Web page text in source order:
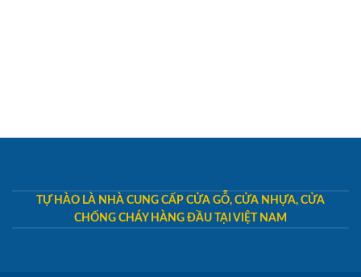
TỰ HÀO LÀ NHÀ CUNG CẤP CỬA GỖ, CỬA NHỰA, CỬA
CHỐNG CHÁY HÀNG ĐẦU TẠI VIỆT NAM